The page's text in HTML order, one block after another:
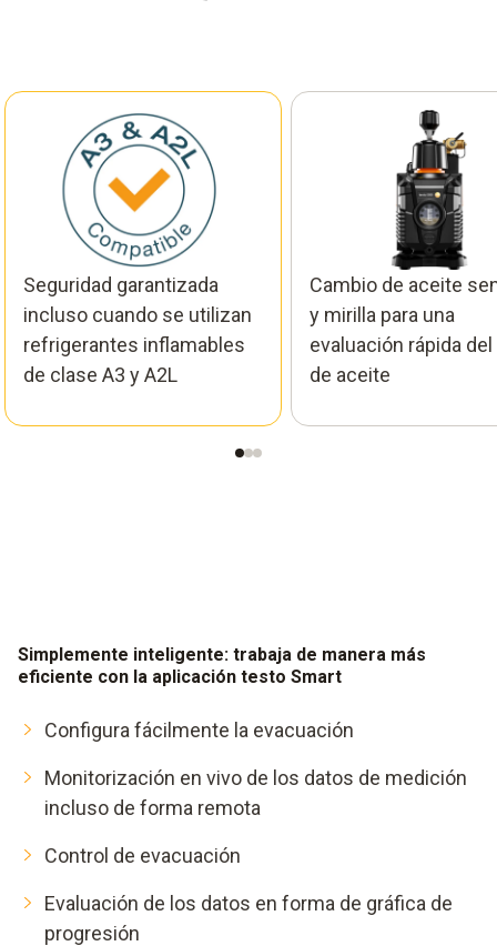
Seguridad garantizada
incluso cuando se utilizan
refrigerantes inflamables
de clase A3 y A2L
Cambio de aceite
y mirilla para una
evaluación rápida
de aceite
Simplemente inteligente: trabaja de manera más
eficiente con la aplicación testo Smart
Configura fácilmente la evacuación
Monitorización en vivo de los datos de medición
incluso de forma remota
Control de evacuación
Evaluación de los datos en forma de gráfica de
progresión